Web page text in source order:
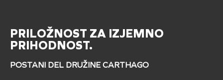
PRILOŽNOST ZA IZJEMNO
PRIHODNOST.
POSTANI DEL DRUŽINE CARTHAGO